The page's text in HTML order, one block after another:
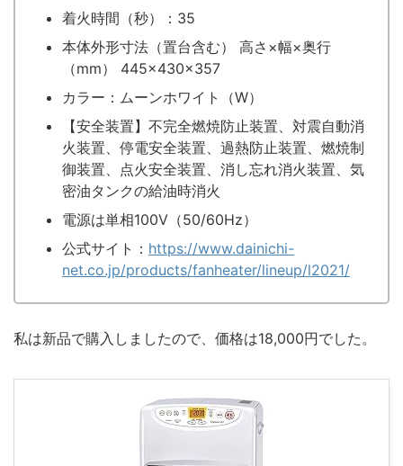
着火時間（秒）：35
本体外形寸法（置台含む） 高さ×幅×奥行
（mm） 445×430×357
カラー：ムーンホワイト（W）
【安全装置】不完全燃焼防止装置、対震自動消
火装置、停電安全装置、過熱防止装置、燃焼制
御装置、点火安全装置、消し忘れ消火装置、気
密油タンクの給油時消火
電源は単相100V（50/60Hz）
公式サイト： https://www.dainichi-
net.co.jp/products/fanheater/lineup/l2021/
私は新品で購入しましたので、価格は18,000円でした。